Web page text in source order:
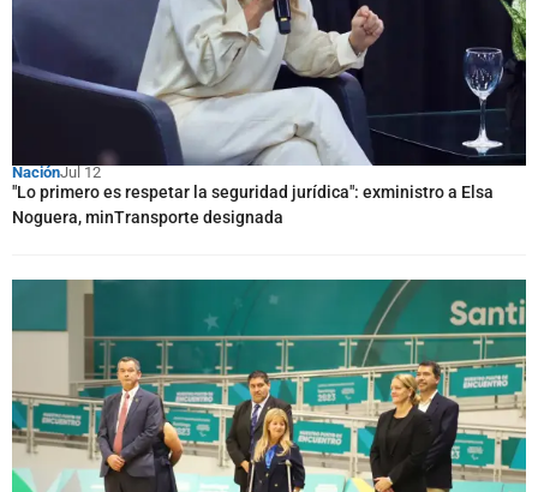
NaciónJul 12
"Lo primero es respetar la seguridad jurídica": exministro a Elsa
Noguera, minTransporte designada